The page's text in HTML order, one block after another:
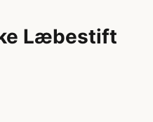
Læbestift